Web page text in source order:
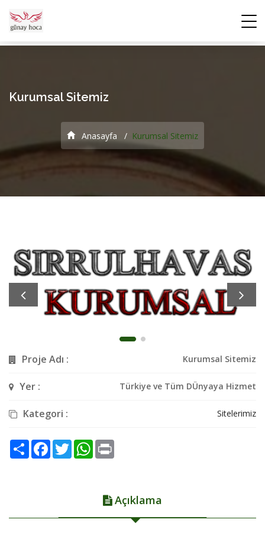
Kurumsal Sitemiz
Anasayfa Kurumsal Sitemiz
Proje Adı : Kurumsal Sitemiz
Yer : Türkiye ve Tüm DÜnyaya Hizmet
Kategori : Sitelerimiz
Share Facebook
TwitterWhatsApp
Açıklama